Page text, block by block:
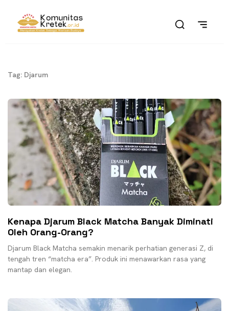
Tag: Djarum
Kenapa Djarum Black Matcha Banyak Diminati
Oleh Orang-Orang?
Djarum Black Matcha semakin menarik perhatian generasi Z, di
tengah tren “matcha era”. Produk ini menawarkan rasa yang
mantap dan elegan.